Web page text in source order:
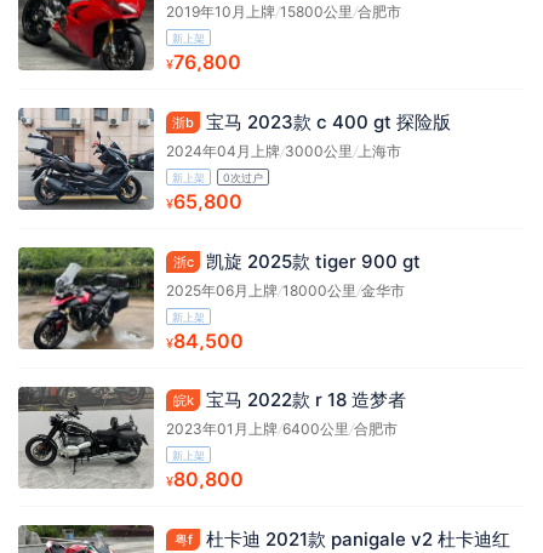
2019年10月上牌/15800公里 /合肥市
新上架
¥76,800
浙b 宝马 2023款 c 400 gt 探险版
2024年04月上牌/3000公里 /上海市
新上架 0次过户
¥65,800
浙c 凯旋 2025款 tiger 900 gt
2025年06月上牌/18000公里 /金华市
新上架
¥84,500
皖k 宝马 2022款 r 18 造梦者
2023年01月上牌/6400公里/合肥市
新上架
¥80,800
粤f 杜卡迪 2021款 panigale v2 杜卡迪红